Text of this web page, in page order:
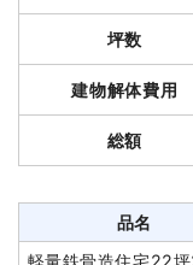
品名
木造小屋18坪2階建て
切り離し・補修工事
室内残置物撤去
坪数
建物解体費用
総額
品名
軽量鉄骨造住宅22